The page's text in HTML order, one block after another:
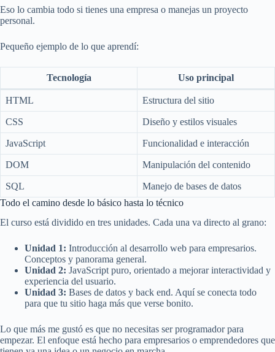
Eso lo cambia todo si tienes una empresa o manejas un proyecto
personal.
Pequeño ejemplo de lo que aprendí:
Tecnología Uso principal
HTML Estructura del sitio
CSS Diseño y estilos visuales
JavaScript Funcionalidad e interacción
DOM Manipulación del contenido
SQL
Manejo de bases de datos
Todo el camino desde lo básico hasta lo técnico
El curso está dividido en tres unidades. Cada una va directo al grano:
Unidad 1: Introducción al desarrollo web para empresarios.
Conceptos y panorama general.
Unidad 2: JavaScript puro, orientado a mejorar interactividad y
experiencia del usuario.
Unidad 3: Bases de datos y back end. Aquí se conecta todo
para que tu sitio haga más que verse bonito.
Lo que más me gustó es que no necesitas ser programador para
empezar. El enfoque está hecho para empresarios o emprendedores que